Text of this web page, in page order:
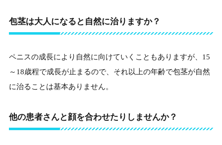
包茎は大人になると自然に治りますか？
ペニスの成長により自然に向けていくこともありますが、15
～18歳程で成長が止まるので、それ以上の年齢で包茎が自然
に治ることは基本ありません。
他の患者さんと顔を合わせたりしませんか？